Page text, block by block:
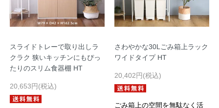
スライドトレーで取り出しラ
クラク 狭いキッチンにもぴっ
たりのスリム食器棚 HT
20,653円(税込)
さわやかな30Lごみ箱上ラック
ワイドタイプ HT
20,402円(税込)
ごみ箱上の空間を無駄なく活